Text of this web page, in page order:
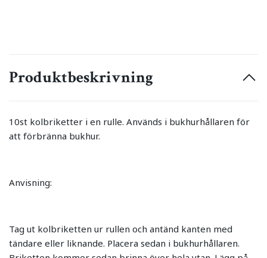
Produktbeskrivning
10st kolbriketter i en rulle. Används i bukhurhållaren för
att förbränna bukhur.
Anvisning:
Tag ut kolbriketten ur rullen och antänd kanten med
tändare eller liknande. Placera sedan i bukhurhållaren.